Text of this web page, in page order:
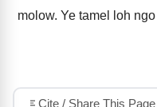
molow. Ye tamel loh
Cite / Share This Page